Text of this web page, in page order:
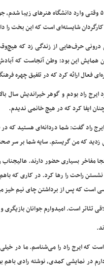
قطب الدین صادقی، بازیگر و کارگردان تئاتر در این برنامه عنوان
شایسته‌ای است که این بخت
حرف‌هایی از زندگی زد که
این بود: وطن آنجاست که آبادش
فعال ارائه کرد که در تلفیق چهره
راد بودم و گوهر خیراندیش سال
ایفا کرد که در هیچ خانمی ندیدم.
راد گفت: شما دردانه‌ای هستید که
زدید که من گریستم. سایه شما بر سر
مفاخر بسیاری حضور دارند.
راحت را رها کرد. در کاری که باهم
است که پس از برداشتن چای نیم خیز
است. امیدوارم جوانان بازیگری و
که ایرج راد را می‌شناسم. ما در
در نمایشی کمدی، نوشته رادی